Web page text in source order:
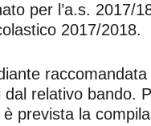
per l’a.s. 2017/
2017/2018.
relativo bando.
prevista la